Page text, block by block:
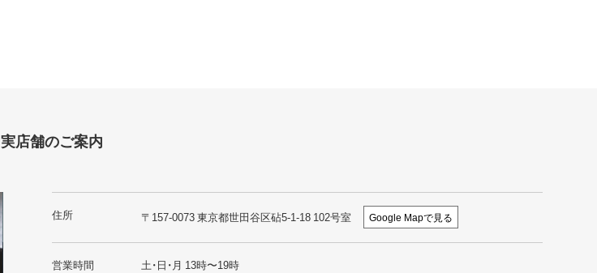
実店舗のご案内
住所 〒157-0073 東京都世田谷区砧5-1-18 102号室 Google Mapで見る
営業時間 土・日・月 13時〜19時